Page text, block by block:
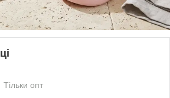
Тільки опт